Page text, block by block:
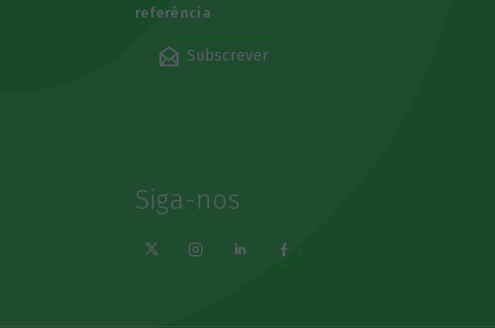
referência
Subscrever
Siga-nos